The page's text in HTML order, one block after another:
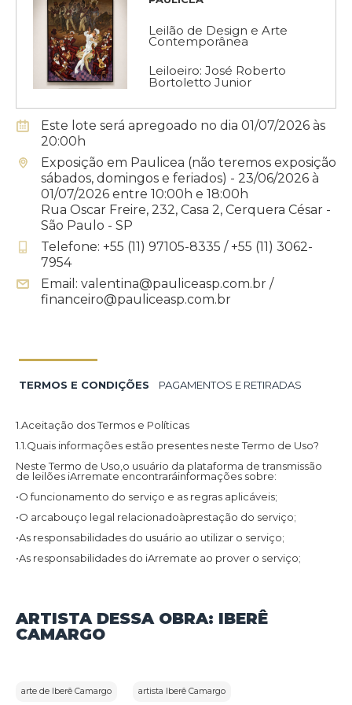
Leilão de Design e Arte
Contemporânea
Leiloeiro: José Roberto
Bortoletto Junior
Este lote será apregoado no dia 01/07/2026 às
20:00h
Exposição em Paulicea (não teremos exposição
sábados, domingos e feriados) - 23/06/2026 à
01/07/2026 entre 10:00h e 18:00h
Rua Oscar Freire, 232, Casa 2, Cerquera César -
São Paulo - SP
Telefone: +55 (11) 97105-8335 / +55 (11) 3062-
7954
Email: valentina@pauliceasp.com.br /
financeiro@pauliceasp.com.br
TERMOS E CONDIÇÕES PAGAMENTOS E RETIRADAS
1.Aceitação dos Termos e Políticas
1.1.Quais informações estão presentes neste Termo de Uso?
Neste Termo de Uso,o usuário da plataforma de transmissão
de leilões iArremate encontraráinformações sobre:
•O funcionamento do serviço e as regras aplicáveis;
•O arcabouço legal relacionadoàprestação do serviço;
•As responsabilidades do usuário ao utilizar o serviço;
•As responsabilidades do iArremate ao prover o serviço;
•O foro responsável por eventuais reclamações caso questões
deste Termo de Uso tenham sido violadas.
Além disso,na Política de Privacidade,o usuário da plataforma
dados.
ARTISTA DESSA OBRA: IBERÊ
CAMARGO
arte de Iberê Camargo artista Iberê Camargo